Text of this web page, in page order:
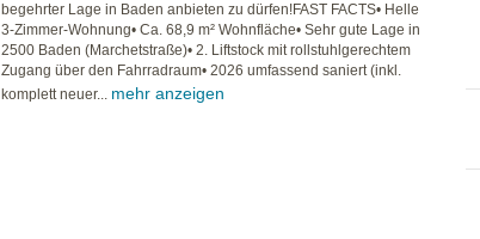
begehrter Lage in Baden anbieten zu dürfen!FAST FACTS• Helle
3-Zimmer-Wohnung• Ca. 68,9 m² Wohnfläche• Sehr gute Lage in
2500 Baden (Marchetstraße)• 2. Liftstock mit rollstuhlgerechtem
Zugang über den Fahrradraum• 2026 umfassend saniert (inkl.
komplett neuer... mehr anzeigen